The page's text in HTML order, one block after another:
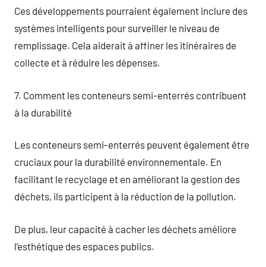
Ces développements pourraient également inclure des
systèmes intelligents pour surveiller le niveau de
remplissage. Cela aiderait à affiner les itinéraires de
collecte et à réduire les dépenses.
7. Comment les conteneurs semi-enterrés contribuent
à la durabilité
Les conteneurs semi-enterrés peuvent également être
cruciaux pour la durabilité environnementale. En
facilitant le recyclage et en améliorant la gestion des
déchets, ils participent à la réduction de la pollution.
De plus, leur capacité à cacher les déchets améliore
l’esthétique des espaces publics.